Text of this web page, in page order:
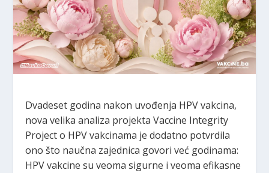
Dvadeset godina nakon uvođenja HPV vakcina,
nova velika analiza projekta Vaccine Integrity
Project o HPV vakcinama je dodatno potvrdila
ono što naučna zajednica govori već godinama:
HPV vakcine su veoma sigurne i veoma efikasne